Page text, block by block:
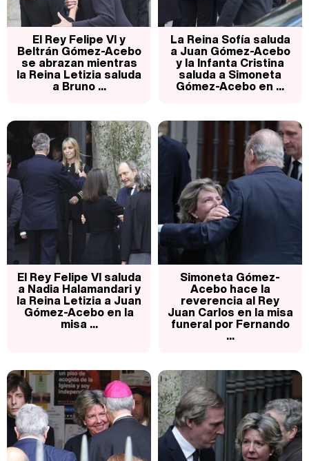
El Rey Felipe VI y
Beltrán Gómez-Acebo
se abrazan mientras
la Reina Letizia saluda
a Bruno ...
La Reina Sofía saluda
a Juan Gómez-Acebo
y la Infanta Cristina
saluda a Simoneta
Gómez-Acebo en ...
El Rey Felipe VI saluda
a Nadia Halamandari y
la Reina Letizia a Juan
Gómez-Acebo en la
misa ...
Simoneta Gómez-
Acebo hace la
reverencia al Rey
Juan Carlos en la misa
funeral por Fernando
...